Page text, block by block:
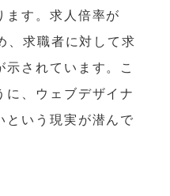
ます。求人倍率が
、求職者に対して求
されています。こ
、ウェブデザイナ
という現実が潜んで